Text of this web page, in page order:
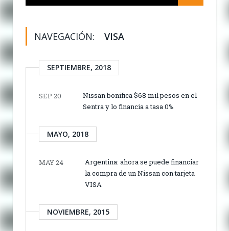
NAVEGACIÓN: VISA
SEPTIEMBRE, 2018
SEP 20
Nissan bonifica $68 mil pesos en el
Sentra y lo financia a tasa 0%
MAYO, 2018
MAY 24
Argentina: ahora se puede financiar
la compra de un Nissan con tarjeta
VISA
NOVIEMBRE, 2015